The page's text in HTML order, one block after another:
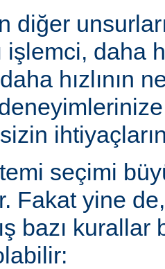
diğer
işlemci, daha
hızlının
seçimi
Fakat yine de,
bazı